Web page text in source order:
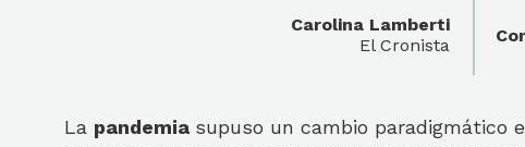
Carolina Lamberti
El Cronista
La pandemia supuso un cambio paradigmático